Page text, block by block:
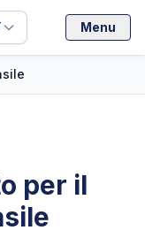
Menu
per il